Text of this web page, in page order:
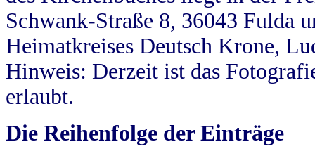
Schwank-Straße 8, 36043 Fulda
Heimatkreises Deutsch Krone,
Hinweis: Derzeit ist das
erlaubt.
Die Reihenfolge der Einträge